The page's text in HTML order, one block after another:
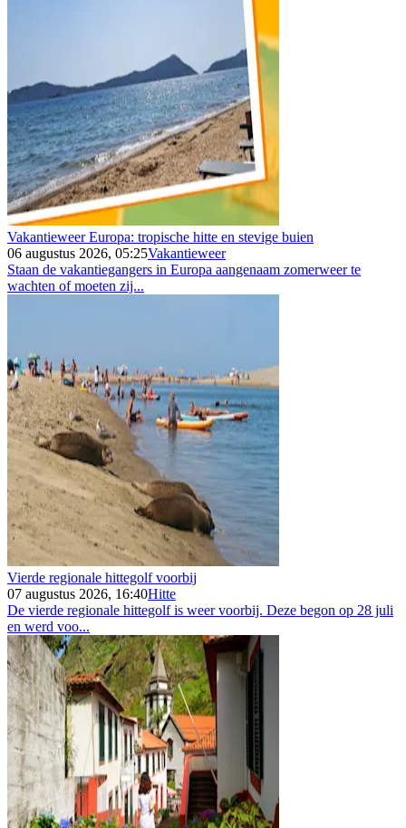
Vakantieweer Europa: tropische hitte en stevige buien
06 augustus 2026, 05:25Vakantieweer
Staan de vakantiegangers in Europa aangenaam zomerweer te
wachten of moeten zij...
Vierde regionale hittegolf voorbij
07 augustus 2026, 16:40Hitte
De vierde regionale hittegolf is weer voorbij. Deze begon op 28 juli
en werd voo...